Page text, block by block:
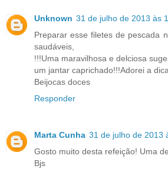
Unknown 31 de julho de 2013 às
Preparar esse filetes de pescada
saudáveis,
!!!Uma maravilhosa e delciosa
um jantar caprichado!!!Adorei a
Beijocas doces
Responder
Marta Cunha 31 de julho de 2013
Gosto muito desta refeição! Uma
Bjs